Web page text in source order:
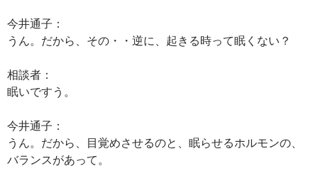
今井通子：
うん。だから、その・・逆に、起きる時って眠くない？
相談者：
眠いですう。
今井通子：
うん。だから、目覚めさせるのと、眠らせるホルモンの、
バランスがあって。